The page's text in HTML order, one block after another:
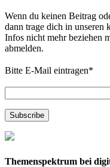
Wenn du keinen Beitrag
dann trage dich in unseren
Infos nicht mehr beziehen
abmelden.
Bitte E-Mail eintragen*
Themenspektrum bei